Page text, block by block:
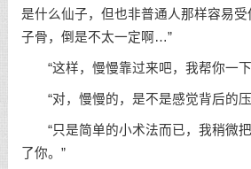
是什么仙子，但也非普通人那样容易
子骨，倒是不太一定啊…”
“这样，慢慢靠过来吧，我帮你一下
“对，慢慢的，是不是感觉背后的压
“只是简单的小术法而已，我稍微把
了你。”